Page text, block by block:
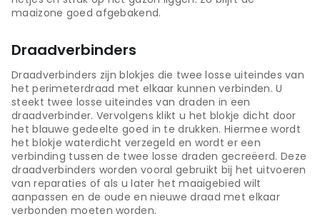
maaizone goed afgebakend.
Draadverbinders
Draadverbinders zijn blokjes die twee losse uiteindes van
het perimeterdraad met elkaar kunnen verbinden. U
steekt twee losse uiteindes van draden in een
draadverbinder. Vervolgens klikt u het blokje dicht door
het blauwe gedeelte goed in te drukken. Hiermee wordt
het blokje waterdicht verzegeld en wordt er een
verbinding tussen de twee losse draden gecreëerd. Deze
draadverbinders worden vooral gebruikt bij het uitvoeren
van reparaties of als u later het maaigebied wilt
aanpassen en de oude en nieuwe draad met elkaar
verbonden moeten worden.